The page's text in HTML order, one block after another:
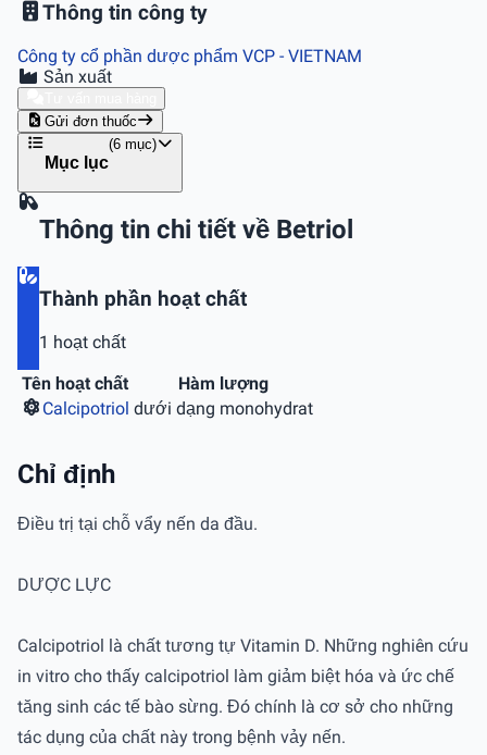
Thông tin công ty
Công ty cổ phần dược phẩm VCP - VIETNAM
Sản xuất
Gửi đơn thuốc
Mục lục
(6 mục)
Thông tin chi tiết về Betriol
Thành phần hoạt chất
1 hoạt chất
Tên hoạt chất
Hàm lượng
Calcipotriol dưới dạng monohydrat
Chỉ định
Điều trị tại chỗ vẩy nến da đầu.
DƯỢC LỰC
Calcipotriol là chất tương tự Vitamin D. Những nghiên cứu
in vitro cho thấy calcipotriol làm giảm biệt hóa và ức chế
tăng sinh các tế bào sừng. Đó chính là cơ sở cho những
tác dụng của chất này trong bệnh vảy nến.